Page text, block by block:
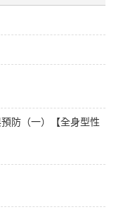
防（一）【全身型性